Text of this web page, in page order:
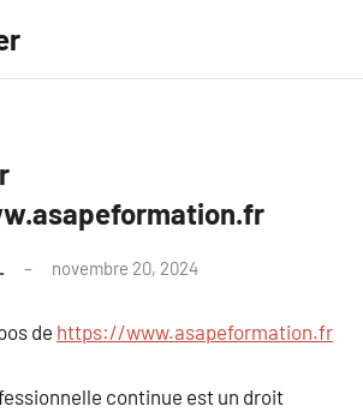
novembre 20, 2024
de https://www.asapeformation.fr
continue est un droit